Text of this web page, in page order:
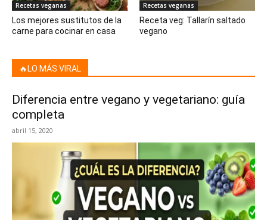
Recetas veganas
Los mejores sustitutos de la
carne para cocinar en casa
Recetas veganas
Receta veg: Tallarín saltado
vegano
🔥LO MÁS VIRAL
Diferencia entre vegano y vegetariano: guía
completa
abril 15, 2020